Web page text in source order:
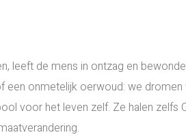
leeft de mens in ontzag en
een onmetelijk oerwoud: we dromen
voor het leven zelf. Ze halen zelfs